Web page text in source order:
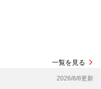
一覧を見る
2026/8/8更新